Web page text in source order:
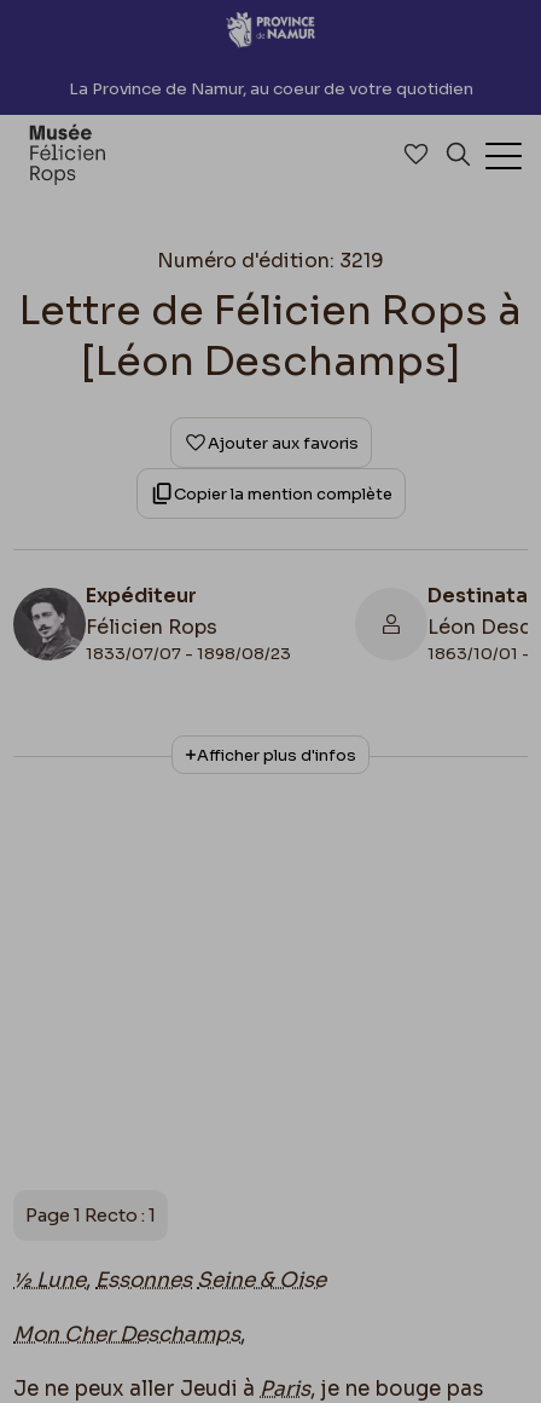
Accèder directement au contenu
La Province de Namur, au coeur de votre quotidien
Accéder à
Numéro d'édition: 3219
Lettre de Félicien Rops à
[Léon Deschamps]
Ajouter aux favoris
Copier la mention complète
Expéditeur
Félicien Rops
1833/07/07 - 1898/08/23
Léon
1863/10/01 -
N° d'inventaire
MNR/beta/1753
Collationnage
Autographe
Afficher plus d'infos
Page 1 Recto : 1
½ Lune, Essonnes Seine & Oise
Mon Cher Deschamps,
Je ne peux aller Jeudi à Paris, je ne bouge pas